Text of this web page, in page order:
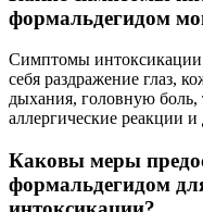
формальдегидом
Симптомы интоксикации
себя раздражение глаз,
дыхания, головную боль,
аллергические реакции
Каковы меры
формальдегидом